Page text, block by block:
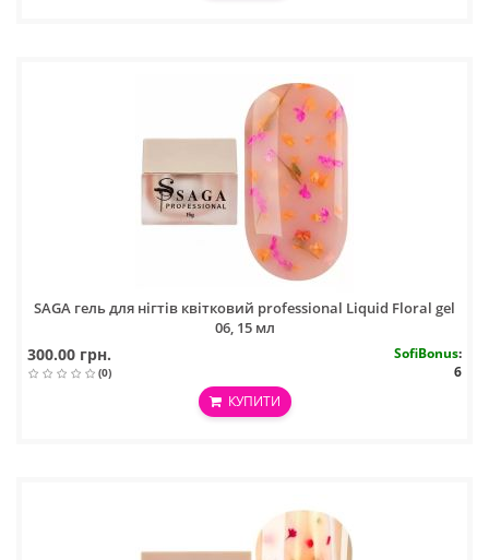
SAGA гель для нігтів квітковий professional Liquid Floral gel
06, 15 мл
300.00 грн.
(0)
SofiBonus:
6
КУПИТИ